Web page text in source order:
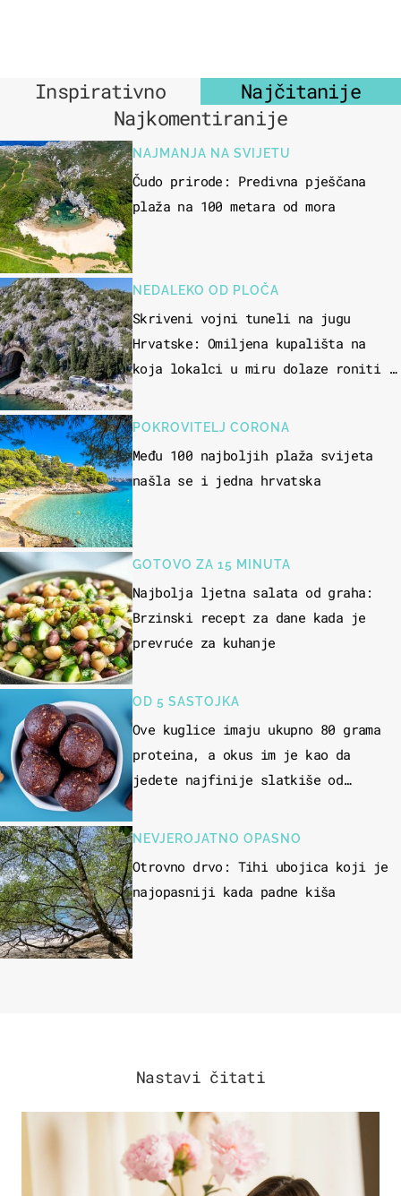
Inspirativno
Najčitanije
Najkomentiranije
NAJMANJA NA SVIJETU
Čudo prirode: Predivna pješčana
plaža na 100 metara od mora
NEDALEKO OD PLOČA
Skriveni vojni tuneli na jugu
Hrvatske: Omiljena kupališta na
koja lokalci u miru dolaze roniti i
POKROVITELJ CORONA
Među 100 najboljih plaža svijeta
našla se i jedna hrvatska
GOTOVO ZA 15 MINUTA
Najbolja ljetna salata od graha:
Brzinski recept za dane kada je
prevruće za kuhanje
OD 5 SASTOJKA
Ove kuglice imaju ukupno 80 grama
proteina, a okus im je kao da
jedete najfinije slatkiše od
NEVJEROJATNO OPASNO
Otrovno drvo: Tihi ubojica koji je
najopasniji kada padne kiša
Nastavi čitati
MODA & LJEPOTA